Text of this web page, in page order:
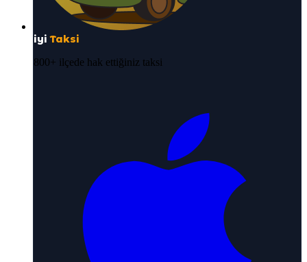
iyi Taksi
800+ ilçede hak ettiğiniz taksi